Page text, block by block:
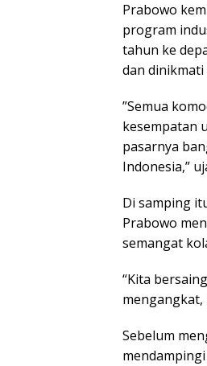
Prabowo
program
tahun ke
dan
​”Semua
kesempatan
pasarnya
Indonesia,”
​Di samping
Prabowo
semangat
“Kita
mengangkat,
Sebelum